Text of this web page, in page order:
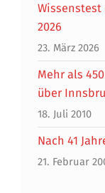
Wissenstest
2026
23. März 2026
Mehr als
über
18. Juli 2010
Nach 41
21. Februar